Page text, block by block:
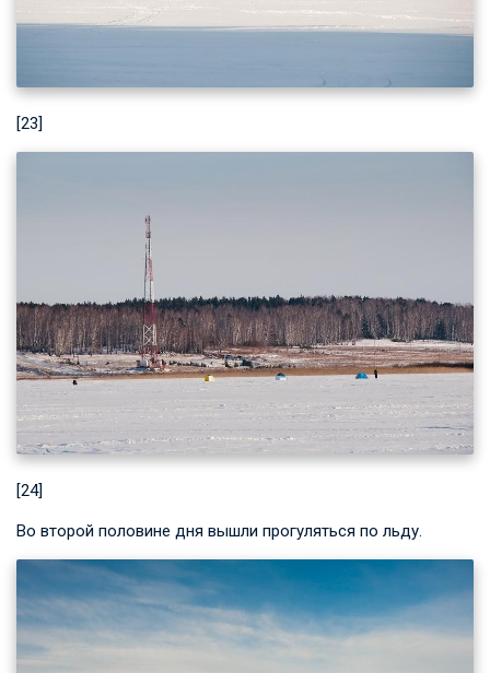
[23]
[24]
Во второй половине дня вышли прогуляться по льду.